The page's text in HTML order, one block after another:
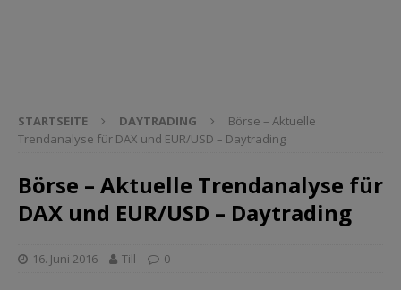
STARTSEITE DAYTRADING
Börse – Aktuelle
Trendanalyse für DAX und EUR/USD – Daytrading
Börse – Aktuelle Trendanalyse für
DAX und EUR/USD – Daytrading
16. Juni 2016 Till 0